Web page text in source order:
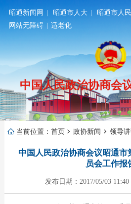
昭通新闻网 | 昭通市人大 |
昭通市人
网站无障碍 | 适老化
中国人民政治协商会
当前位置： 首页 政协新闻 领导
中国人民政治协商会议昭通市
员会工作报
发布日期：2017/05/03 11:40